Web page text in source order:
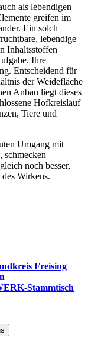
als lebendigen
greifen im
Ein solch
lebendige
Inhaltsstoffen
Ihre
Entscheidend für
der Weidefläche
Anbau liegt dieses
Hofkreislauf
Tiere und
Umgang mit
schmecken
noch besser,
Wirkens.
Freising
Stammtisch